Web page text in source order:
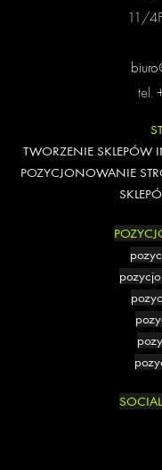
11/
tel.
TWORZENIE SKLEPÓW
POZYCJONOWANIE